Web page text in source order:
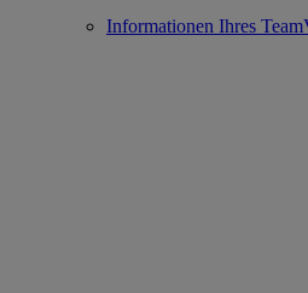
Informationen Ihres